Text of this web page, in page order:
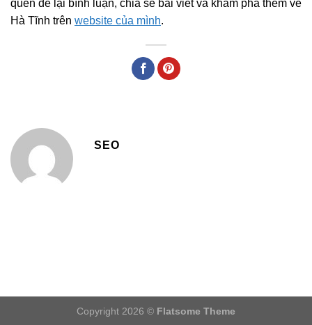
quên để lại bình luận, chia sẻ bài viết và khám phá thêm về
Hà Tĩnh trên website của mình.
SEO
Copyright 2026 © Flatsome Theme